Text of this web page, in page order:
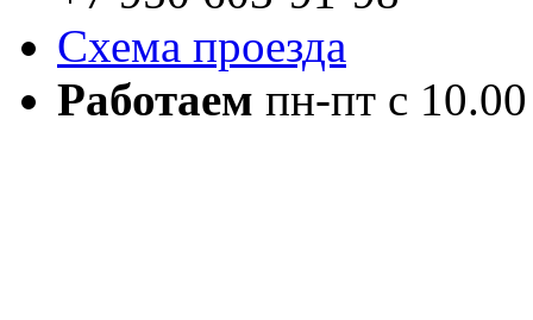
Схема проезда
Работаем пн-пт с